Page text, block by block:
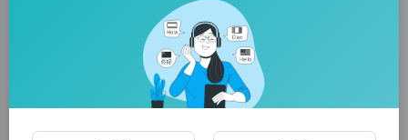
• 0 Комментарии
Опубликовать